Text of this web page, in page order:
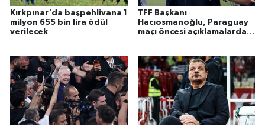
Kırkpınar'da başpehlivana 1
milyon 655 bin lira ödül
verilecek
TFF Başkanı
Hacıosmanoğlu, Paraguay
maçı öncesi açıklamalarda